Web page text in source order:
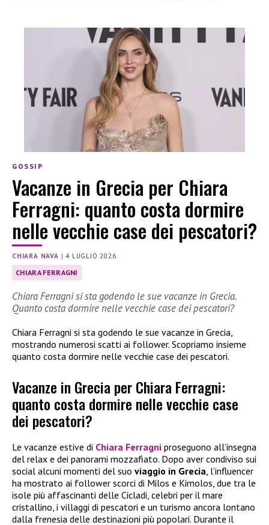
GOSSIP
Vacanze in Grecia per Chiara
Ferragni: quanto costa dormire
nelle vecchie case dei pescatori?
CHIARA NAVA |4 LUGLIO 2026
CHIARA FERRAGNI
Chiara Ferragni si sta godendo le sue vacanze in Grecia.
Quanto costa dormire nelle vecchie case dei pescatori?
Chiara Ferragni si sta godendo le sue vacanze in Grecia,
mostrando numerosi scatti ai follower. Scopriamo insieme
quanto costa dormire nelle vecchie case dei pescatori.
Vacanze in Grecia per Chiara Ferragni:
quanto costa dormire nelle vecchie case
dei pescatori?
Le vacanze estive di Chiara Ferragni proseguono all’insegna
del relax e dei panorami mozzafiato. Dopo aver condiviso sui
social alcuni momenti del suo viaggio in Grecia , l’influencer
ha mostrato ai follower scorci di Milos e Kimolos, due tra le
isole più affascinanti delle Cicladi, celebri per il mare
cristallino, i villaggi di pescatori e un turismo ancora lontano
dalla frenesia delle destinazioni più popolari. Durante il